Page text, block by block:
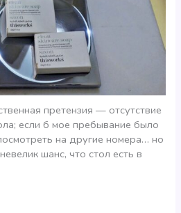
претензия — отсутствие
если б мое пребывание было
на другие номера… но
шанс, что стол есть в